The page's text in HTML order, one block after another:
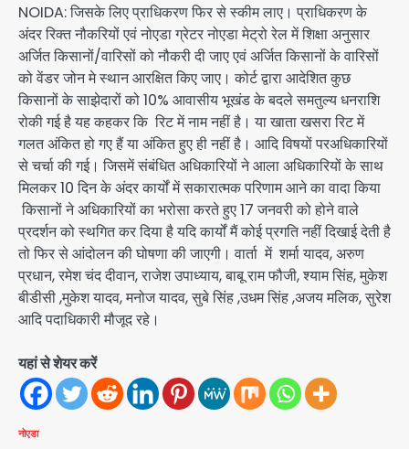
NOIDA: जिसके लिए प्राधिकरण फिर से स्कीम लाए। प्राधिकरण के
अंदर रिक्त नौकरियों एवं नोएडा ग्रेटर नोएडा मेट्रो रेल में शिक्षा अनुसार
अर्जित किसानों/वारिसों को नौकरी दी जाए एवं अर्जित किसानों के वारिसों
को वेंडर जोन मे स्थान आरक्षित किए जाए। कोर्ट द्वारा आदेशित कुछ
किसानों के साझेदारों को 10% आवासीय भूखंड के बदले समतुल्य धनराशि
रोकी गई है यह कहकर कि रिट में नाम नहीं है। या खाता खसरा रिट में
गलत अंकित हो गए हैं या अंकित हुए ही नहीं है। आदि विषयों परअधिकारियों
से चर्चा की गई। जिसमें संबंधित अधिकारियों ने आला अधिकारियों के साथ
मिलकर 10 दिन के अंदर कार्यों में सकारात्मक परिणाम आने का वादा किया
किसानों ने अधिकारियों का भरोसा करते हुए 17 जनवरी को होने वाले
प्रदर्शन को स्थगित कर दिया है यदि कार्यों मैं कोई प्रगति नहीं दिखाई देती है
तो फिर से आंदोलन की घोषणा की जाएगी। वार्ता में शर्मा यादव, अरुण
प्रधान, रमेश चंद दीवान, राजेश उपाध्याय, बाबू राम फौजी, श्याम सिंह, मुकेश
बीडीसी ,मुकेश यादव, मनोज यादव, सुबे सिंह ,उधम सिंह ,अजय मलिक, सुरेश
आदि पदाधिकारी मौजूद रहे।
यहां से शेयर करें
नोएडा